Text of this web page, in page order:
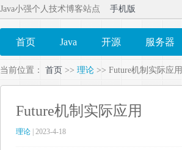
Java小强个人技术博客站点 手机版
首页 Java 开源 服务器
当前位置： 首页 >> 理论 >> Future机制实际应用
Future机制实际应用
理论 | 2023-4-18